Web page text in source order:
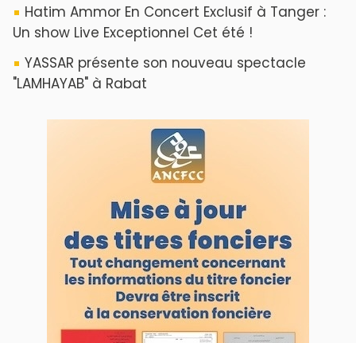
Hatim Ammor En Concert Exclusif à Tanger :
Un show Live Exceptionnel Cet été !
YASSAR présente son nouveau spectacle
"LAMHAYAB" à Rabat